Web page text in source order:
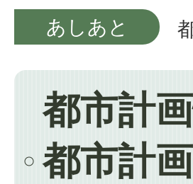
あしあと
都市計
都市計